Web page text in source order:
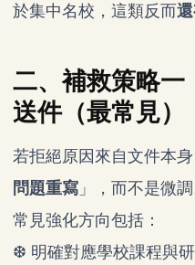
於集中名校，這類反而
二、補救策略一
送件（最常見）
若拒絕原因來自文件本
問題重寫 」，而不是微調
常見強化方向包括：
❆ 明確對應學校課程與